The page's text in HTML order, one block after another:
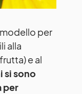
per
alla
e al
si sono
per